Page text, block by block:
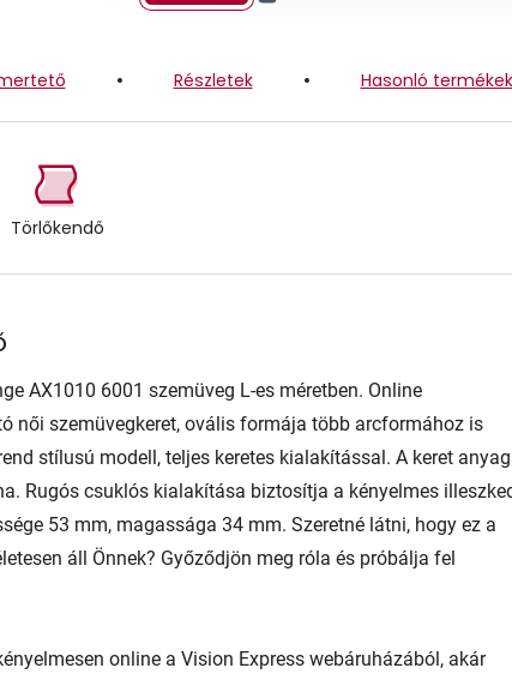
Részletek Hasonló termékek
Törlőkendő
AX1010 6001 szemüveg L-es méretben. Online
női szemüvegkeret, ovális formája több arcformához is
stílusú modell, teljes keretes kialakítással. A keret
Rugós csuklós kialakítása biztosítja a kényelmes
53 mm, magassága 34 mm. Szeretné látni, hogy ez a
áll Önnek? Győződjön meg róla és próbálja fel
online a Vision Express webáruházából, akár